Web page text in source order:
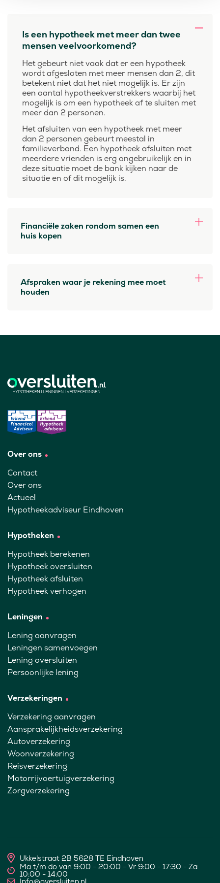
Is een hypotheek met meer dan twee
mensen veelvoorkomend?
Het gebeurt niet vaak dat er een hypotheek
wordt afgesloten met meer mensen dan 2, dit
betekent niet dat het niet mogelijk is. Er zijn
een aantal hypotheekverstrekkers waarbij het
mogelijk is om een hypotheek af te sluiten met
meer dan 2 personen.
Het afsluiten van een hypotheek met meer
dan 2 personen gebeurt meestal in
familieverband. Een hypotheek afsluiten met
meerdere vrienden is erg ongebruikelijk en in
deze situatie moet de bank kijken naar de
situatie en of dit mogelijk is.
Financiële zaken rondom samen een
huis kopen
Afspraken waar je rekening mee moet
houden
Over ons
Contact
Over ons
Actueel
Hypotheekadviseur Eindhoven
Hypotheken
Hypotheek berekenen
Hypotheek oversluiten
Hypotheek afsluiten
Hypotheek verhogen
Leningen
Lening aanvragen
Leningen samenvoegen
Lening oversluiten
Persoonlijke lening
Verzekeringen
Verzekering aanvragen
Aansprakelijkheidsverzekering
Autoverzekering
Woonverzekering
Reisverzekering
Motorrijvoertuigverzekering
Zorgverzekering
Ukkelstraat 2B 5628 TE Eindhoven
Ma t/m do van 9:00 - 20:00 - Vr 9:00 - 17:30 - Za
10:00 - 14:00